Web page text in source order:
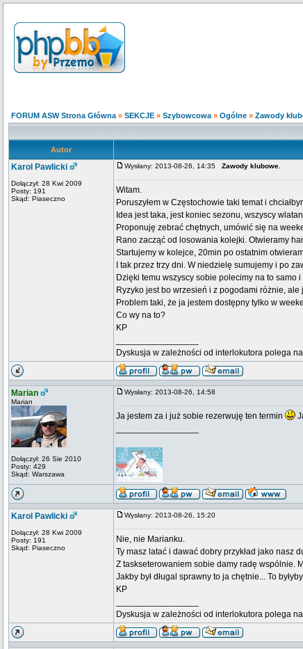
FORUM ASW Strona Główna » SEKCJE » Szybowcowa » Ogólne » Zawody
Autor
Karol Pawlicki
Dołączył: 28 Kwi 2009
Posty: 191
Skąd: Piaseczno
Wysłany: 2013-08-26, 14:35 Zawody klubowe.
Witam.
Poruszyłem w Częstochowie taki temat i
Idea jest taka, jest koniec sezonu, wszyscy
Proponuję zebrać chętnych, umówić się na
Rano zacząć od losowania kolejki. Otwieramy
Startujemy w kolejce, 20min po ostatnim
I tak przez trzy dni. W niedzielę sumujemy i po
Dzięki temu wszyscy sobie polecimy na to samo
Ryzyko jest bo wrzesień i z pogodami różnie,
Problem taki, że ja jestem dostępny tylko w
Co wy na to?
KP
Dyskusja w zależności od interlokutora polega
Marian
Marian
Dołączył: 26 Sie 2010
Posty: 429
Skąd: Warszawa
Wysłany: 2013-08-26, 14:58
Ja jestem za i już sobie rezerwuję ten termin
Karol Pawlicki
Dołączył: 28 Kwi 2009
Posty: 191
Skąd: Piaseczno
Wysłany: 2013-08-26, 15:20
Nie, nie Marianku.
Ty masz latać i dawać dobry przykład jako nasz
Z taskseterowaniem sobie damy radę wspólnie.
Jakby był długal sprawny to ja chętnie... To
KP
Dyskusja w zależności od interlokutora polega